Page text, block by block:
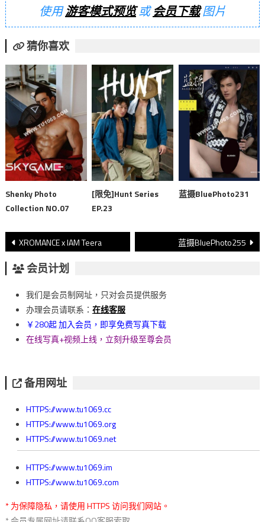
使用游客模式预览或会员下载图片
猜你喜欢
Shenky Photo
Collection NO.07
[限免]Hunt Series
EP.23
蓝摄BluePhoto231
文
章
導
覽
XROMANCE x IAM Teera 蓝摄BluePhoto255
会员计划
我们是会员制网址，只对会员提供服务
办理会员请联系： 在线客服
￥280起 加入会员，即享免费写真下载
在线写真+视频上线，立刻升级至尊会员
备用网址
HTTPS://www.tu1069.cc
HTTPS://www.tu1069.org
HTTPS://www.tu1069.net
HTTPS://www.tu1069.im
HTTPS://www.tu1069.com
* 为保障隐私，请使用 HTTPS 访问我们网站。